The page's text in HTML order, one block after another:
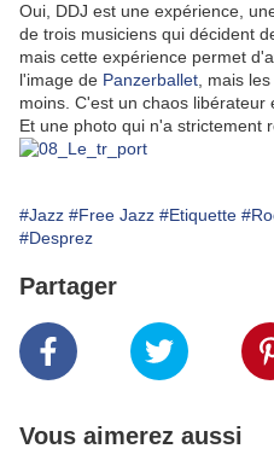
Oui, DDJ est une expérience,
de trois musiciens qui décident
mais cette expérience permet
l'image de Panzerballet , mais
moins. C'est un chaos libérateur
Et une photo qui n'a strictement
#Jazz #Free Jazz #Etiquette
#Desprez
Partager
Vous aimerez aussi